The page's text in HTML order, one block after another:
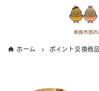
ホーム ポイント交換商品